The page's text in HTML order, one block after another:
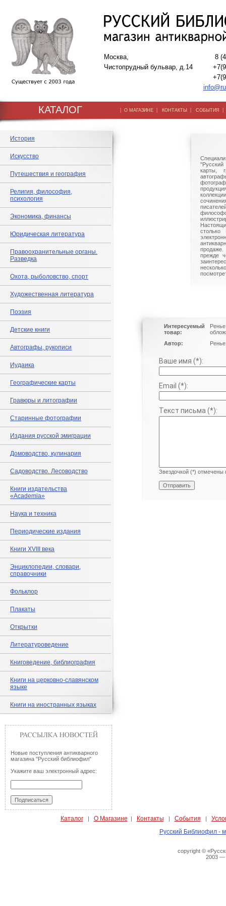
Москва,
Чистопрудный бульвар, д.14
8
КАТАЛОГ | О МАГАЗИНЕ | КОНТАКТЫ | СОБЫТИЯ
История
Искусство
Путешествия и география
Религия, философия,
психология
Экономика, финансы
Юридическая литература
Правоохранительные органы.
Разведка
Охота, рыболовство, спорт
Художественная литература
Поэзия
Детские книги
Автографы, рукописи
Иудаика
Географические карты
Гравюры и литографии
Старинные фотографии
Издания русской эмиграции
Домоводство, кулинария
Садоводство. Лесоводство
Книги издательства
«Academia»
Наука и техника
Периодические издания
Книги XVIII века
Энциклопедии, словари,
справочники
Фольклор
Плакаты
Открытки
Литературоведение
Книговедение, библиография
Книги на церковно-славянском
языке
Книги на иностранных языках
Новые поступления антикварного
магазина "Русский библиофил"
Укажите ваш электронный адрес:
"Русский
карты,
столько
прежде
Интересуемый
товар:
Автор:
Ваше имя (*):
Email (*):
Текст письма (*):
Звездочкой (*) отмечены
Каталог| О Магазине | Контакты | События |
Русский Библиофил -
copyright ©
2003 —